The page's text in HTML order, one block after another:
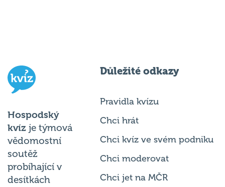
Hospodský
kvíz je týmová
vědomostní
soutěž
probíhající v
desítkách
Důležité odkazy
Pravidla kvízu
Chci hrát
Chci kvíz ve svém podniku
Chci moderovat
Chci jet na MČR